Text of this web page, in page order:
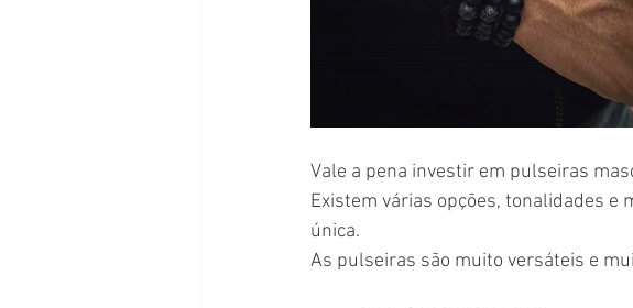
Vale a pena investir em pulseiras
Existem várias opções, tonalidades e
única.
As pulseiras são muito versáteis e